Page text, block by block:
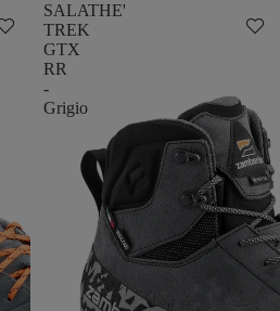
SALATHE'
TREK
GTX
RR
-
Grigio